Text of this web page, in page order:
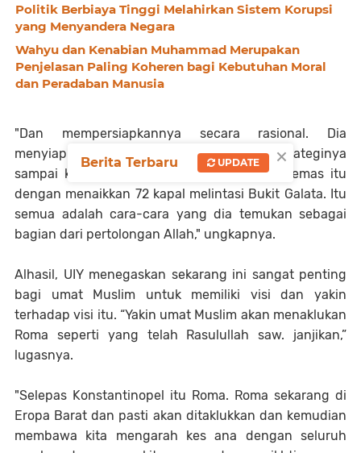
Politik Berbiaya Tinggi Melahirkan Sistem Korupsi
yang Menyandera Negara
Wahyu dan Kenabian Muhammad Merupakan
Penjelasan Paling Koheren bagi Kebutuhan Moral
dan Peradaban Manusia
"Dan mempersiapkannya secara rasional. Dia
menyiapkan 250 ribu pasukan, memikirkan strateginya
sampai ketemu strategi menembus tanduk emas itu
dengan menaikkan 72 kapal melintasi Bukit Galata. Itu
semua adalah cara-cara yang dia temukan sebagai
bagian dari pertolongan Allah," ungkapnya.
Alhasil, UIY menegaskan sekarang ini sangat penting
bagi umat Muslim untuk memiliki visi dan yakin
terhadap visi itu. “Yakin umat Muslim akan menaklukan
Roma seperti yang telah Rasulullah saw. janjikan,”
lugasnya.
"Selepas Konstantinopel itu Roma. Roma sekarang di
Eropa Barat dan pasti akan ditaklukkan dan kemudian
membawa kita mengarah kes ana dengan seluruh
×
Berita Terbaru UPDATE